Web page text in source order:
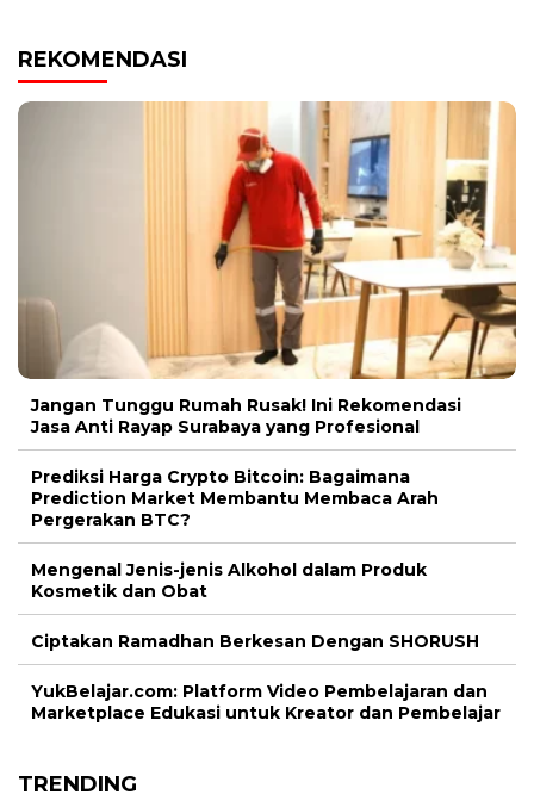
REKOMENDASI
Jangan Tunggu Rumah Rusak! Ini Rekomendasi
Jasa Anti Rayap Surabaya yang Profesional
Prediksi Harga Crypto Bitcoin: Bagaimana
Prediction Market Membantu Membaca Arah
Pergerakan BTC?
Mengenal Jenis-jenis Alkohol dalam Produk
Kosmetik dan Obat
Ciptakan Ramadhan Berkesan Dengan SHORUSH
YukBelajar.com: Platform Video Pembelajaran dan
Marketplace Edukasi untuk Kreator dan Pembelajar
TRENDING